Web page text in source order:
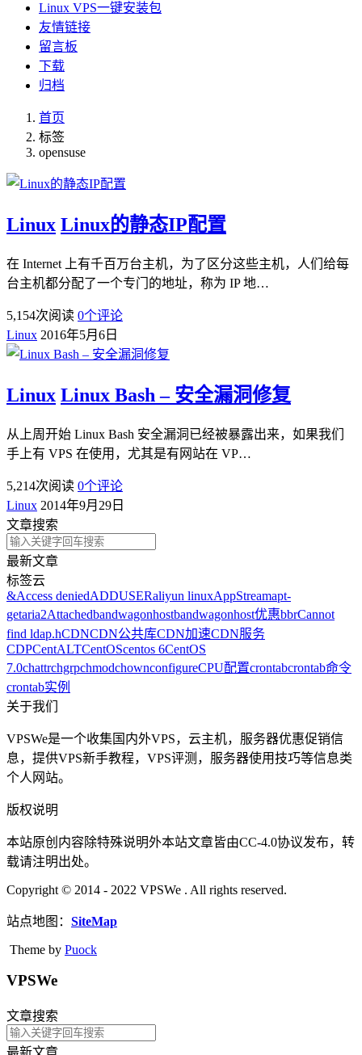
Linux VPS一键安装包
友情链接
留言板
下载
归档
首页
标签
opensuse
Linux Linux的静态IP配置
在 Internet 上有千百万台主机，为了区分这些主机，人们给每
台主机都分配了一个专门的地址，称为 IP 地…
5,154次阅读 0个评论
Linux 2016年5月6日
Linux Linux Bash – 安全漏洞修复
从上周开始 Linux Bash 安全漏洞已经被暴露出来，如果我们
手上有 VPS 在使用，尤其是有网站在 VP…
5,214次阅读 0个评论
Linux 2014年9月29日
文章搜索
最新文章
标签云
&Access deniedADDUSERaliyun linuxAppStreamapt-
getaria2Attachedbandwagonhostbandwagonhost优惠bbrCannot
find ldap.hCDNCDN公共库CDN加速CDN服务
CDPCentALTCentOScentos 6CentOS
7.0chattrchgrpchmodchownconfigureCPU配置crontabcrontab命令
crontab实例
关于我们
VPSWe是一个收集国内外VPS，云主机，服务器优惠促销信
息，提供VPS新手教程，VPS评测，服务器使用技巧等信息类
个人网站。
版权说明
本站原创内容除特殊说明外本站文章皆由CC-4.0协议发布，转
载请注明出处。
Copyright © 2014 - 2022 VPSWe . All rights reserved.
站点地图： SiteMap
Theme by Puock
VPSWe
文章搜索
最新文章